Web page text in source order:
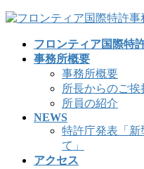
コ
ナ
フロンティア国際特
事務所概要
事務所概要
所長からのご挨
所員の紹介
NEWS
特許庁発表「新
て」
アクセス